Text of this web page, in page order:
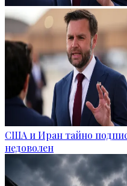
США и Иран тайно
недоволен